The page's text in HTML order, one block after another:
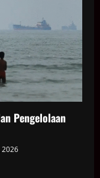
Pengelolaan
2026